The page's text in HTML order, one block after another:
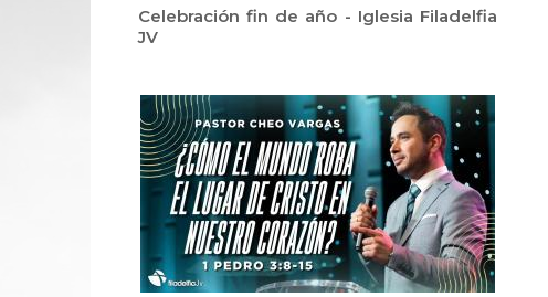
Celebración fin de año - Iglesia Filadelfia
JV